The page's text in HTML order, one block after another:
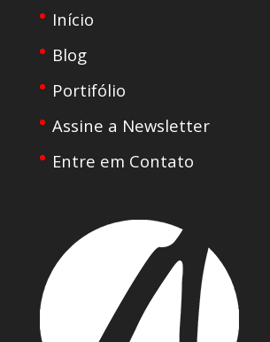
Início
Blog
Portifólio
Assine a Newsletter
Entre em Contato